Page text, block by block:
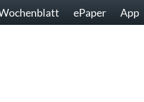
ePaper App